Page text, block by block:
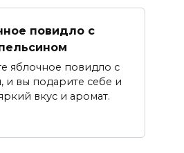
повидло с
яблочное повидло с
и вы подарите себе и
вкус и аромат.